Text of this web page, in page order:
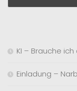
KI – Brauche
Einladung –